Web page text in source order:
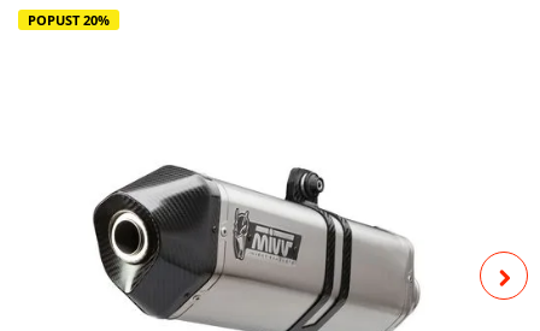
POPUST 20%